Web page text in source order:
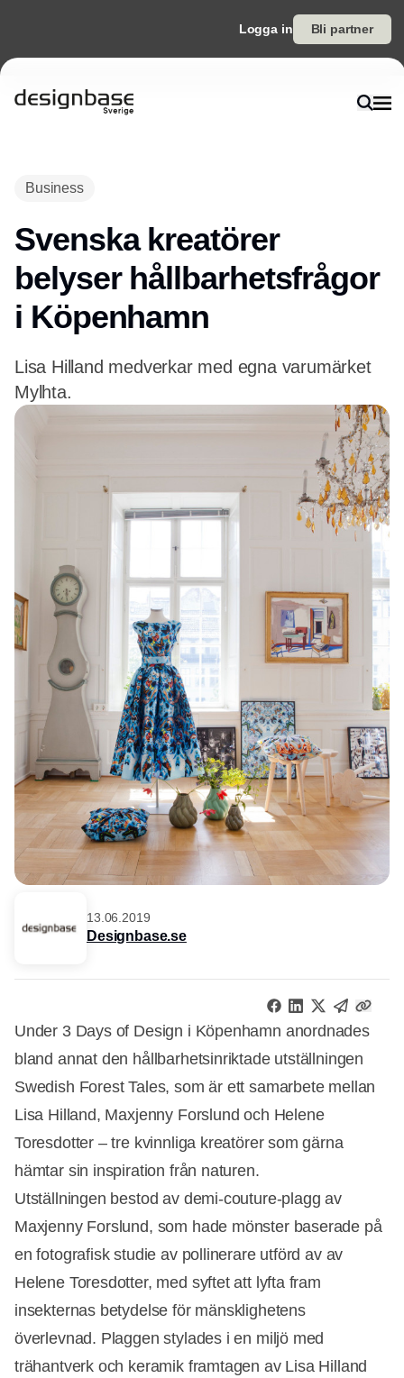
Logga in Bli partner
Business
Svenska kreatörer
belyser hållbarhetsfrågor
i Köpenhamn
Lisa Hilland medverkar med egna varumärket
Mylhta.
13.06.2019
Designbase.se
Under 3 Days of Design i Köpenhamn anordnades
bland annat den hållbarhetsinriktade utställningen
Swedish Forest Tales, som är ett samarbete mellan
Lisa Hilland, Maxjenny Forslund och Helene
Toresdotter – tre kvinnliga kreatörer som gärna
hämtar sin inspiration från naturen.
Utställningen bestod av demi-couture-plagg av
Maxjenny Forslund, som hade mönster baserade på
en fotografisk studie av pollinerare utförd av av
Helene Toresdotter, med syftet att lyfta fram
insekternas betydelse för mänsklighetens
överlevnad. Plaggen stylades i en miljö med
trähantverk och keramik framtagen av Lisa Hilland